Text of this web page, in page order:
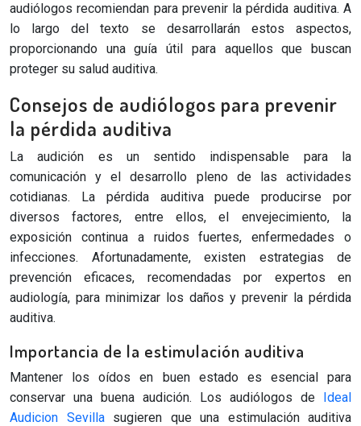
audiólogos recomiendan para prevenir la pérdida auditiva. A
lo largo del texto se desarrollarán estos aspectos,
proporcionando una guía útil para aquellos que buscan
proteger su salud auditiva.
Consejos de audiólogos para prevenir
la pérdida auditiva
La audición es un sentido indispensable para la
comunicación y el desarrollo pleno de las actividades
cotidianas. La pérdida auditiva puede producirse por
diversos factores, entre ellos, el envejecimiento, la
exposición continua a ruidos fuertes, enfermedades o
infecciones. Afortunadamente, existen estrategias de
prevención eficaces, recomendadas por expertos en
audiología, para minimizar los daños y prevenir la pérdida
auditiva.
Importancia de la estimulación auditiva
Mantener los oídos en buen estado es esencial para
conservar una buena audición. Los audiólogos de Ideal
Audicion Sevillasugieren que una estimulación auditiva